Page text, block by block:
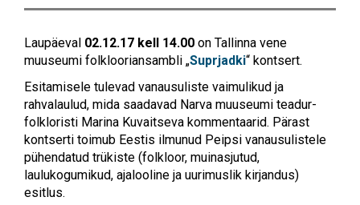
Laupäeval 02.12.17 kell 14.00 on Tallinna vene
muuseumi folklooriansambli „Suprjadki“ kontsert.
Esitamisele tulevad vanausuliste vaimulikud ja
rahvalaulud, mida saadavad Narva muuseumi teadur-
folkloristi Marina Kuvaitseva kommentaarid. Pärast
kontserti toimub Eestis ilmunud Peipsi vanausulistele
pühendatud trükiste (folkloor, muinasjutud,
laulukogumikud, ajalooline ja uurimuslik kirjandus)
esitlus.